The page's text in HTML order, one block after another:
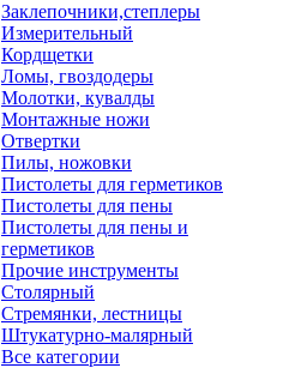
Заклепочники,степлеры
Измерительный
Кордщетки
Ломы, гвоздодеры
Молотки, кувалды
Монтажные ножи
Отвертки
Пилы, ножовки
Пистолеты для герметиков
Пистолеты для пены
Пистолеты для пены и
герметиков
Прочие инструменты
Столярный
Стремянки, лестницы
Штукатурно-малярный
Все категории